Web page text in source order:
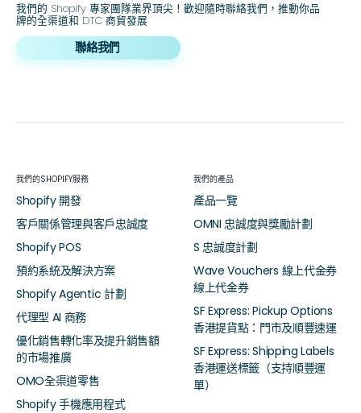
我們的 Shopify 專家團隊業界頂尖！歡迎隨時聯絡我們，推動你品
牌的全渠道和 DTC 商貿發展
聯絡我們
我們的SHOPIFY服務
Shopify 開發
客戶關係管理與客戶忠誠度
Shopify POS
預約系統及解決方案
Shopify Agentic 計劃
代理型 AI 商務
優化銷售轉化率及提升銷售額
的市場推廣
OMO全渠道零售
Shopify 手機應用程式
我們的產品
產品一覽
OMNI 忠誠度與獎勵計劃
S 忠誠度計劃
Wave Vouchers 線上代金券
線上代金券
SF Express: Pickup Options
香港提貨點：門市及順豐速運
SF Express: Shipping Labels
香港運送標籤（支持順豐運
單）